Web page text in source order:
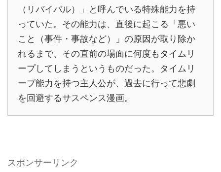
（リバイバル）」と呼んでいる特殊能力を持
っていた。その能力は、直後に起こる「悪い
こと（事件・事故など）」の原因が取り除か
れるまで、その直前の場面に何度もタイムリ
ープしてしまうというものだった。タイムリ
ープ能力を持つ主人公が、過去に行って悲劇
を回避するサスペンス漫画。
スポンサーリンク